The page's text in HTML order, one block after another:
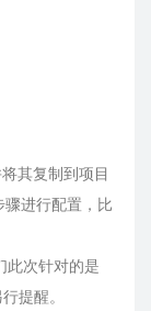
其复制到项目
进行配置，比
此次针对的是
提醒。